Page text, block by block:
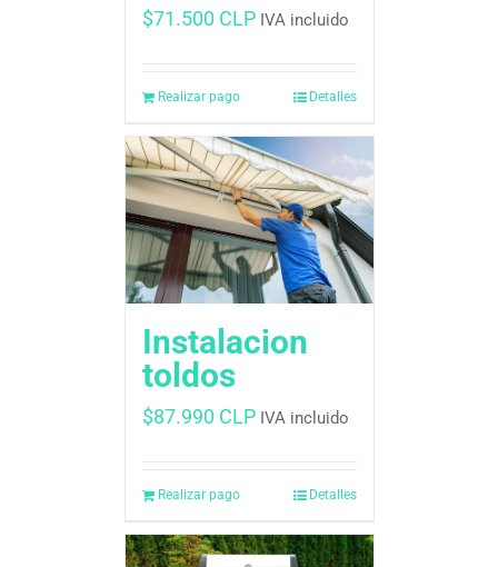
$71.500 CLP IVA incluido
Realizar pago Detalles
Instalacion
toldos
$87.990 CLP IVA incluido
Realizar pago Detalles